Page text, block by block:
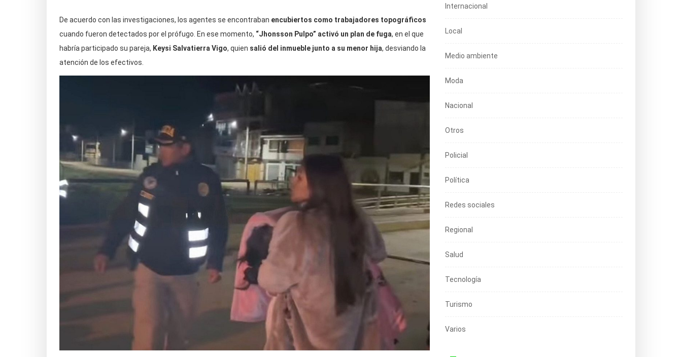
De acuerdo con las investigaciones, los agentes se encontraban encubiertos como trabajadores topográficos
cuando fueron detectados por el prófugo. En ese momento, “Jhonsson Pulpo” activó un plan de fuga, en el que
habría participado su pareja, Keysi Salvatierra Vigo, quien salió del inmueble junto a su menor hija, desviando la
atención de los efectivos.
Internacional
Local
Medio ambiente
Moda
Nacional
Otros
Policial
Política
Redes sociales
Regional
Salud
Tecnología
Turismo
Varios